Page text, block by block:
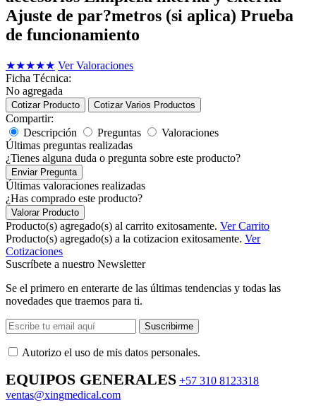
Ajuste de par?metros (si aplica) Prueba
de funcionamiento
★★★★★ Ver Valoraciones
Ficha Técnica:
No agregada
Cotizar Producto Cotizar Varios Productos
Compartir:
Descripción
Preguntas
Valoraciones
Últimas preguntas realizadas
¿Tienes alguna duda o pregunta sobre este producto?
Enviar Pregunta
Últimas valoraciones realizadas
¿Has comprado este producto?
Valorar Producto
Producto(s) agregado(s) al carrito exitosamente. Ver Carrito
Producto(s) agregado(s) a la cotizacion exitosamente. Ver
Cotizaciones
Suscríbete a nuestro Newsletter
Se el primero en enterarte de las últimas tendencias y todas las
novedades que traemos para ti.
Suscribirme
Autorizo ​​el uso de mis datos personales.
EQUIPOS GENERALES +57 310 8123318
ventas@xingmedical.com